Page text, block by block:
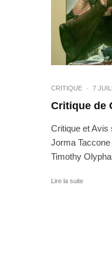
CRITIQUE · 7
Critique de
Critique et Avis
Jorma
Timothy
Lire la suite